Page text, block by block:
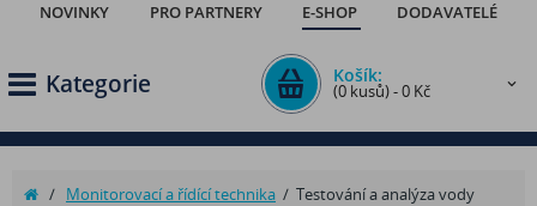
NOVINKY PRO PARTNERY E-SHOP DODAVATELÉ
Kategorie Košík:
(0 kusů) - 0 Kč
/ Monitorovací a řídící technika / Testování a analýza vody